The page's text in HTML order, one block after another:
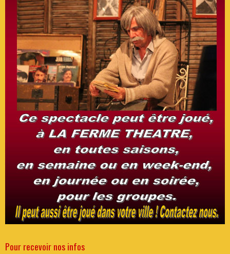
Pour recevoir nos infos